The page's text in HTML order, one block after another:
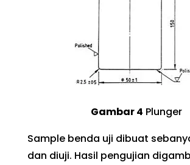
Gambar4 Plunger
Sample benda uji dibuat
dan diuji. Hasil pengujian